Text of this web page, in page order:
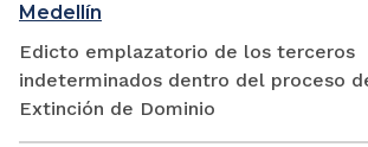
Medellín
Edicto emplazatorio de los terceros
indeterminados dentro del proceso
Extinción de Dominio